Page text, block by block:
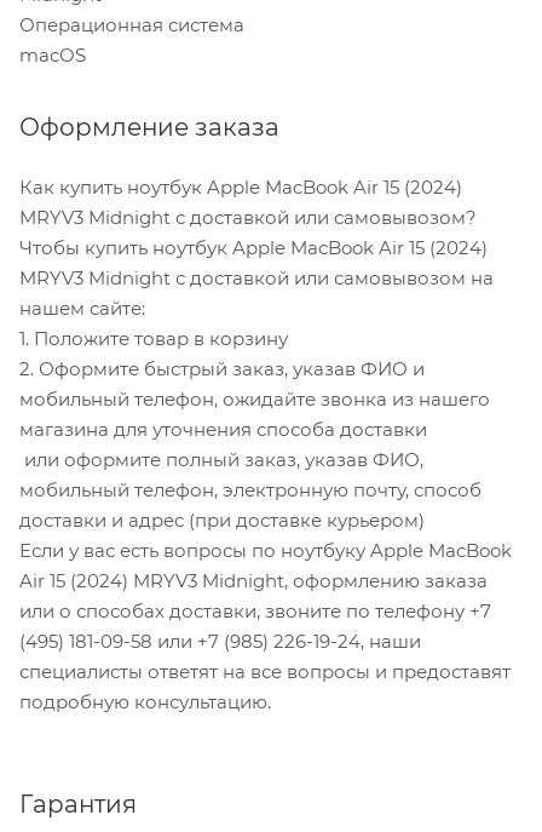
Операционная система
macOS
Оформление заказа
Как купить ноутбук Apple MacBook Air 15 (2024)
MRYV3 Midnight с доставкой или самовывозом?
Чтобы купить ноутбук Apple MacBook Air 15 (2024)
MRYV3 Midnight с доставкой или самовывозом на
нашем сайте:
1. Положите товар в корзину
2. Оформите быстрый заказ, указав ФИО и
мобильный телефон, ожидайте звонка из нашего
магазина для уточнения способа доставки
или оформите полный заказ, указав ФИО,
мобильный телефон, электронную почту, способ
доставки и адрес (при доставке курьером)
Если у вас есть вопросы по ноутбуку Apple MacBook
Air 15 (2024) MRYV3 Midnight, оформлению заказа
или о способах доставки, звоните по телефону +7
(495) 181-09-58 или +7 (985) 226-19-24, наши
специалисты ответят на все вопросы и предоставят
подробную консультацию.
Гарантия